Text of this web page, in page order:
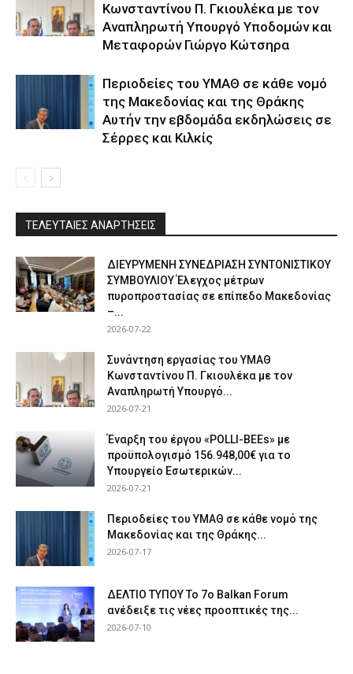
Κωνσταντίνου Π. Γκιουλέκα με τον
Αναπληρωτή Υπουργό Υποδομών και
Μεταφορών Γιώργο Κώτσηρα
Περιοδείες του ΥΜΑΘ σε κάθε νομό
της Μακεδονίας και της Θράκης
Αυτήν την εβδομάδα εκδηλώσεις σε
Σέρρες και Κιλκίς
ΤΕΛΕΥΤΑΙΕΣ ΑΝΑΡΤΗΣΕΙΣ
ΔΙΕΥΡΥΜΕΝΗ ΣΥΝΕΔΡΙΑΣΗ ΣΥΝΤΟΝΙΣΤΙΚΟΥ
ΣΥΜΒΟΥΛΙΟΥ Έλεγχος μέτρων
πυροπροστασίας σε επίπεδο Μακεδονίας
–...
2026-07-22
Συνάντηση εργασίας του ΥΜΑΘ
Κωνσταντίνου Π. Γκιουλέκα με τον
Αναπληρωτή Υπουργό...
2026-07-21
Έναρξη του έργου «POLLI-BEEs» με
προϋπολογισμό 156.948,00€ για το
Υπουργείο Εσωτερικών...
2026-07-21
Περιοδείες του ΥΜΑΘ σε κάθε νομό της
Μακεδονίας και της Θράκης...
2026-07-17
ΔΕΛΤΙΟ ΤΥΠΟΥ Το 7ο Balkan Forum
ανέδειξε τις νέες προοπτικές της...
2026-07-10